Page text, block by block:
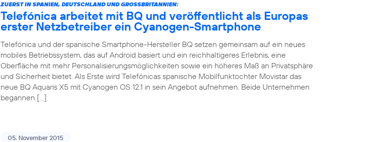
ZUERST IN SPANIEN, DEUTSCHLAND UND GROSSBRITANNIEN:
Telefónica arbeitet mit BQ und veröffentlicht als Europas
erster Netzbetreiber ein Cyanogen-Smartphone
Telefónica und der spanische Smartphone-Hersteller BQ setzen gemeinsam auf ein neues
mobiles Betriebssystem, das auf Android basiert und ein reichhaltigeres Erlebnis, eine
Oberfläche mit mehr Personalisierungsmöglichkeiten sowie ein höheres Maß an Privatsphäre
und Sicherheit bietet. Als Erste wird Telefónicas spanische Mobilfunktochter Movistar das
neue BQ Aquaris X5 mit Cyanogen OS 12.1 in sein Angebot aufnehmen. Beide Unternehmen
begannen […]
05. November 2015